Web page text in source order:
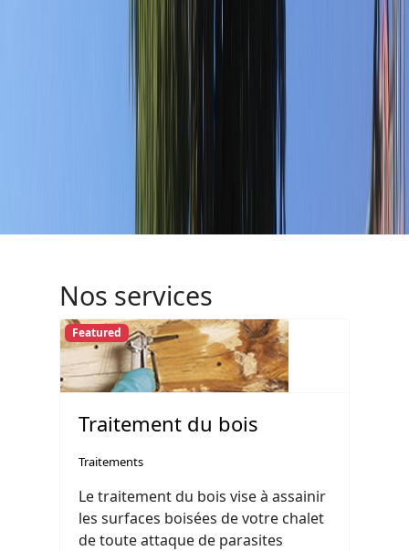
Nos services
Featured
Traitement du bois
Traitements
Le traitement du bois vise à assainir
les surfaces boisées de votre chalet
de toute attaque de parasites